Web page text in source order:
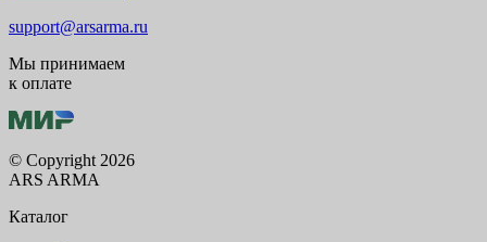
support@arsarma.ru
Мы принимаем
к оплате
© Copyright 2026
ARS ARMA
Каталог